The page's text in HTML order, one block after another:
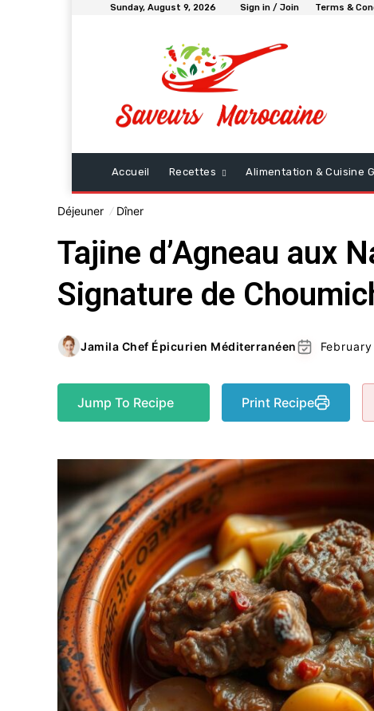
Sunday, August 9, 2026 Sign in / Join Terms &
Accueil Recettes Alimentation & Cuisine
Déjeuner Dîner
Tajine d’Agneau aux
Signature de
Jamila Chef Épicurien Méditerranéen
Jump To Recipe Print Recipe